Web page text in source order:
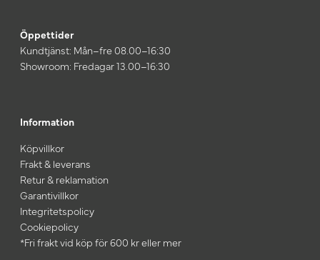
Öppettider
Kundtjänst: Mån–fre 08.00–16:30
Showroom: Fredagar 13.00–16:30
Information
Köpvillkor
Frakt & leverans
Retur & reklamation
Garantivillkor
Integritetspolicy
Cookiepolicy
*Fri frakt vid köp för 600 kr eller mer